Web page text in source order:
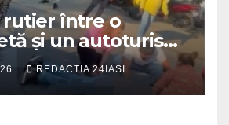
între o
și un autoturism
un rănit
REDACTIA 24IASI